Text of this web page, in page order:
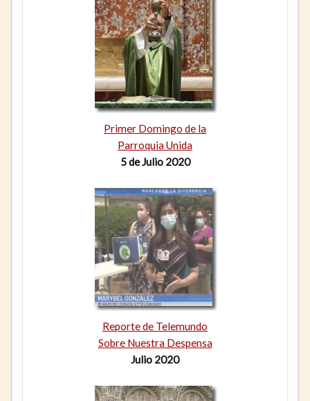
Primer Domingo de la
Parroquia Unida
5 de Julio 2020
Reporte de Telemundo
Sobre Nuestra Despensa
Julio 2020